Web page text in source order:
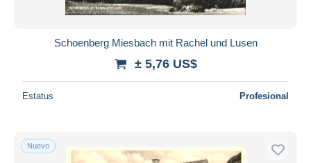
Schoenberg Miesbach mit Rachel und Lusen
± 5,76 US$
Estatus Profesional
Nuevo